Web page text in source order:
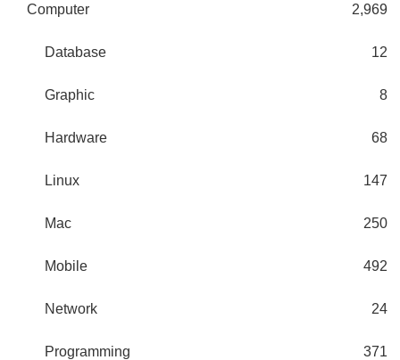
Computer 2,969
Database 12
Graphic 8
Hardware 68
Linux 147
Mac 250
Mobile 492
Network 24
Programming 371